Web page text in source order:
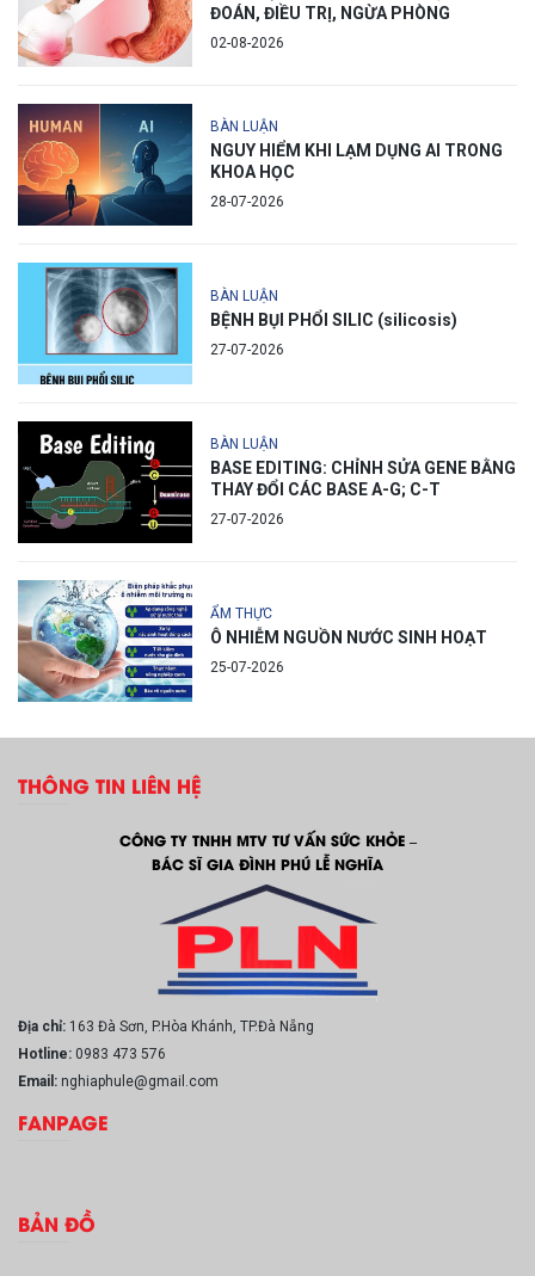
ĐOÁN, ĐIỀU TRỊ, NGỪA PHÒNG
02-08-2026
BÀN LUẬN
NGUY HIỂM KHI LẠM DỤNG AI TRONG
KHOA HỌC
28-07-2026
BÀN LUẬN
BỆNH BỤI PHỔI SILIC (silicosis)
27-07-2026
BÀN LUẬN
BASE EDITING: CHỈNH SỬA GENE BẰNG
THAY ĐỔI CÁC BASE A-G; C-T
27-07-2026
ẨM THỰC
Ô NHIỄM NGUỒN NƯỚC SINH HOẠT
25-07-2026
THÔNG TIN LIÊN HỆ
CÔNG TY TNHH MTV TƯ VẤN SỨC KHỎE –
BÁC SĨ GIA ĐÌNH PHÚ LỄ NGHĨA
Địa chỉ: 163 Đà Sơn, P.Hòa Khánh, TP.Đà Nẵng
Hotline: 0983 473 576
Email: nghiaphule@gmail.com
FANPAGE
BẢN ĐỒ